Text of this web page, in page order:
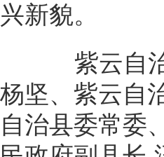
兴新貌。
紫云自治
杨坚、紫云自
自治县委常委